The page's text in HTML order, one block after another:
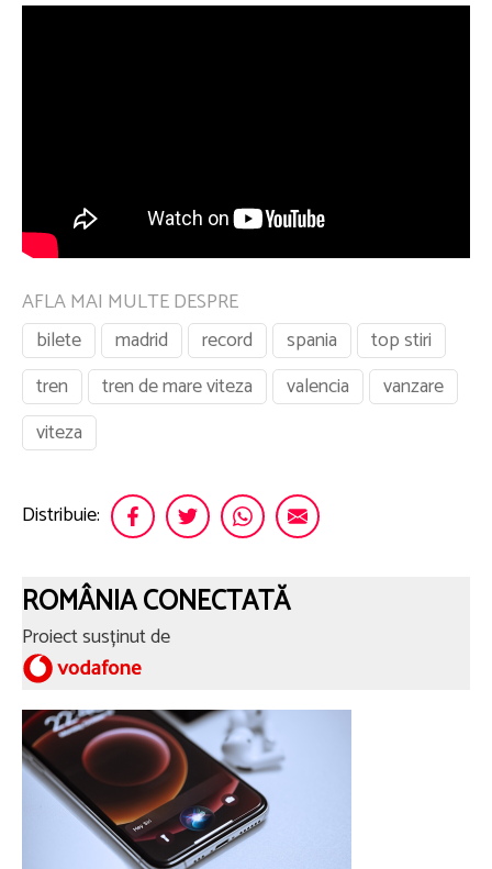
AFLA MAI MULTE DESPRE
bilete
madrid record spania
top stiri
tren
tren de mare viteza valencia
vanzare
viteza
Distribuie:
ROMÂNIA CONECTATĂ
Proiect susținut de